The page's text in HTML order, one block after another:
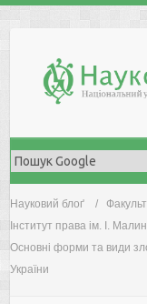
Науковий блоґ
Інститут права ім. І.
Основні форми та види
України